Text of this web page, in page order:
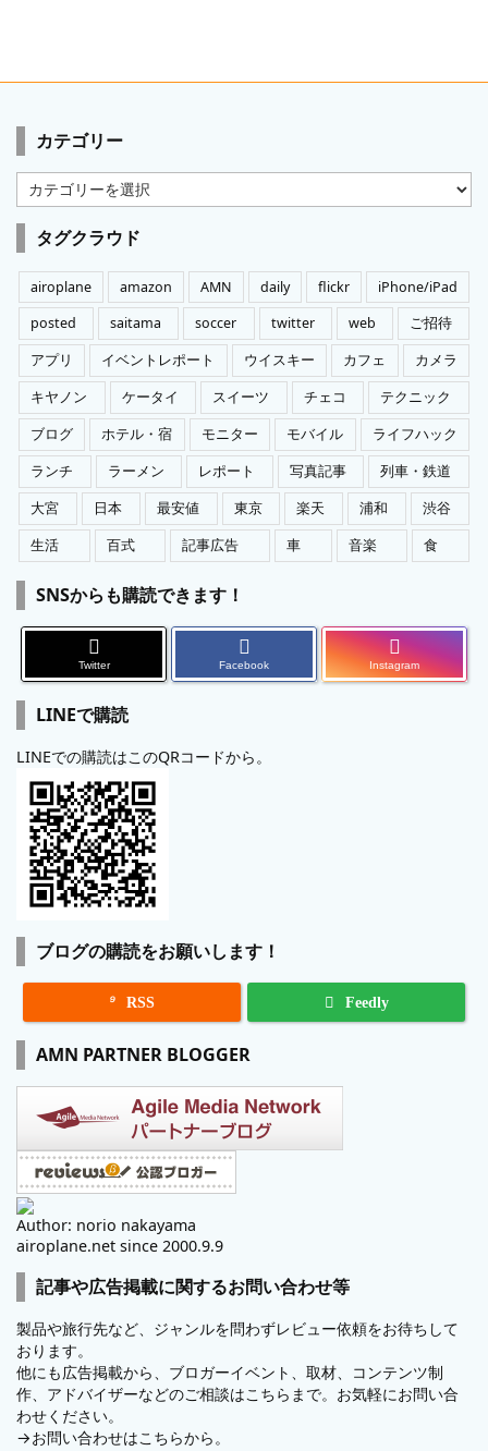
カテゴリー
カ
テ
ゴ
リ
ー
タグクラウド
airoplane amazon AMN daily flickr
iPhone/iPad
posted
saitama soccer twitter web
ご招待
アプリ
イベントレポート ウイスキー カフェ
カメラ
キヤノン
ケータイ スイーツ チェコ
テクニック
ブログ
ホテル・宿 モニター モバイル
ライフハック
ランチ
ラーメン レポート 写真記事
列車・鉄道
大宮
日本 最安値 東京 楽天 浦和
渋谷
生活
百式 記事広告 車 音楽 食
SNSからも購読できます！
Twitter Facebook Instagram
LINEで購読
LINEでの購読はこのQRコードから。
ブログの購読をお願いします！
 RSS Feedly
AMN PARTNER BLOGGER
Author: norio nakayama
airoplane.net since 2000.9.9
記事や広告掲載に関するお問い合わせ等
製品や旅行先など、ジャンルを問わずレビュー依頼をお待ちして
おります。
他にも広告掲載から、ブロガーイベント、取材、コンテンツ制
作、アドバイザーなどのご相談はこちらまで。お気軽にお問い合
わせください。
→お問い合わせはこちらから。